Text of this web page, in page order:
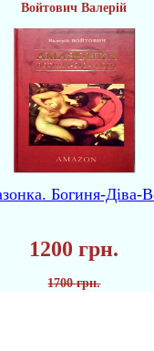
Войтович Валерій
Богиня-Діва-
1200 грн.
1700 грн.